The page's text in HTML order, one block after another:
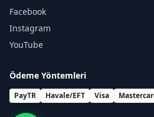
Facebook
Instagram
YouTube
Ödeme Yöntemleri
PayTR Havale/EFT Visa